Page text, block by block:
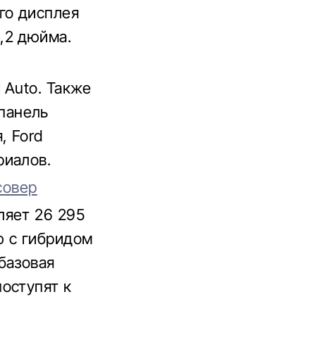
дисплея
дюйма.
Auto. Также
Ford
26 295
с гибридом
к